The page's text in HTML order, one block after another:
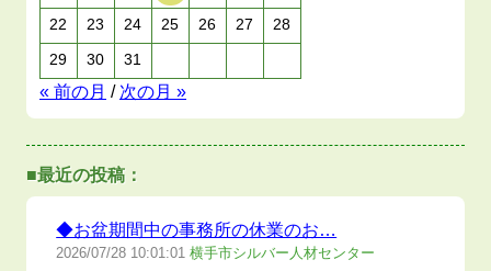
22
23 24 25 26 27
28
29
30 31
« 前の月 / 次の月 »
■最近の投稿：
◆お盆期間中の事務所の休業のお…
2026/07/28 10:01:01 横手市シルバー人材センター